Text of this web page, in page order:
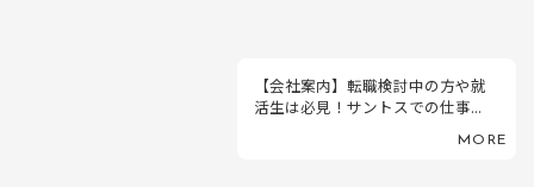
【会社案内】転職検討中の方や就
活生は必見！サントスでの仕事...
MORE